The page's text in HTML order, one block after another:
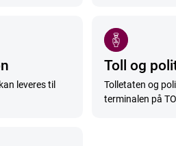
leveres til
Toll og
Tolletaten og
terminalen på